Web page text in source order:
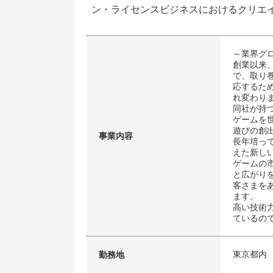
ン・ライセンスビジネスにおけるクリ
事業内容
～業界グ
創業以来
で、取り
応するた
れ変わり
同社が持
ゲームを
遊びの創
長年培っ
えた新し
ゲームの
と広がり
客さまを
ます。
高い技術
ているの
勤務地 東京都内